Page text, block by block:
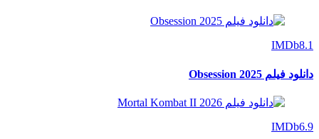
IMDb8.1
دانلود فیلم Obsession 2025
IMDb6.9